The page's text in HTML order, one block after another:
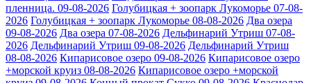
пленница. 09-08-2026 Голубицкая + зоопарк Лукоморье 07-08-
2026 Голубицкая + зоопарк Лукоморье 08-08-2026 Два озера
09-08-2026 Два озера 07-08-2026 Дельфинарий Утриш 07-08-
2026 Дельфинарий Утриш 09-08-2026 Дельфинарий Утриш
08-08-2026 Кипарисовое озеро 09-08-2026 Кипарисовое озеро
+морской круиз 08-08-2026 Кипарисовое озеро +морской